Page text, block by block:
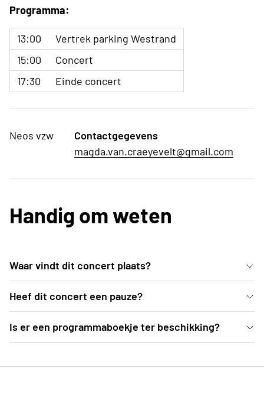
Programma:
13:00
Vertrek parking Westrand
15:00
Concert
17:30
Einde concert
Neos vzw
Contactgegevens
magda.van.craeyevelt@gmail.com
Handig om weten
Waar vindt dit concert plaats?
In de mooie blauwe zaal van deSingel kan je vanuit
comfortabele zetels genieten van dit Weense
concert.
Heef dit concert een pauze?
Ja, er is een pauze voorzien van een 25-tal minuten
Is er een programmaboekje ter beschikking?